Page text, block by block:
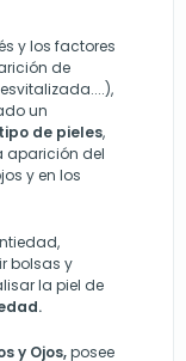
y los factores
de
un
de pieles,
aparición del
y en los
bolsas y
la piel de
y Ojos,posee